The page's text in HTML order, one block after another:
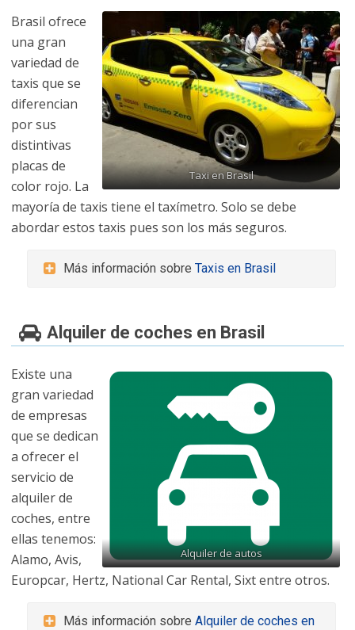
Taxi en Brasil
Brasil ofrece
una gran
variedad de
taxis que se
diferencian
por sus
distintivas
placas de
color rojo. La
mayoría de taxis tiene el taxímetro. Solo se debe
abordar estos taxis pues son los más seguros.
Más información sobre Taxis en Brasil
Alquiler de coches en Brasil
Alquiler de autos
Existe una
gran variedad
de empresas
que se dedican
a ofrecer el
servicio de
alquiler de
coches, entre
ellas tenemos:
Alamo, Avis,
Europcar, Hertz, National Car Rental, Sixt entre otros.
Más información sobre Alquiler de coches en